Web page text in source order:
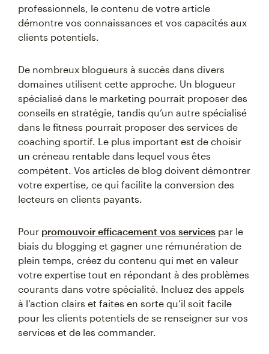
professionnels, le contenu de votre article
démontre vos connaissances et vos capacités aux
clients potentiels.
De nombreux blogueurs à succès dans divers
domaines utilisent cette approche. Un blogueur
spécialisé dans le marketing pourrait proposer des
conseils en stratégie, tandis qu’un autre spécialisé
dans le fitness pourrait proposer des services de
coaching sportif. Le plus important est de choisir
un créneau rentable dans lequel vous êtes
compétent. Vos articles de blog doivent démontrer
votre expertise, ce qui facilite la conversion des
lecteurs en clients payants.
Pour promouvoir efficacement vos services par le
biais du blogging et gagner une rémunération de
plein temps, créez du contenu qui met en valeur
votre expertise tout en répondant à des problèmes
courants dans votre spécialité. Incluez des appels
à l’action clairs et faites en sorte qu’il soit facile
pour les clients potentiels de se renseigner sur vos
services et de les commander.